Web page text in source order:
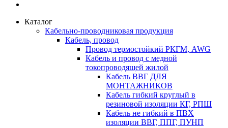
Каталог
Кабельно-проводниковая продукция
Кабель, провод
Провод термостойкий РКГМ, AWG
Кабель и провод с медной
токопроводящей жилой
Кабель ВВГ ДЛЯ
МОНТАЖНИКОВ
Кабель гибкий круглый в
резиновой изоляции КГ, РПШ
Кабель не гибкий в ПВХ
изоляции ВВГ, ППГ, ПУНП